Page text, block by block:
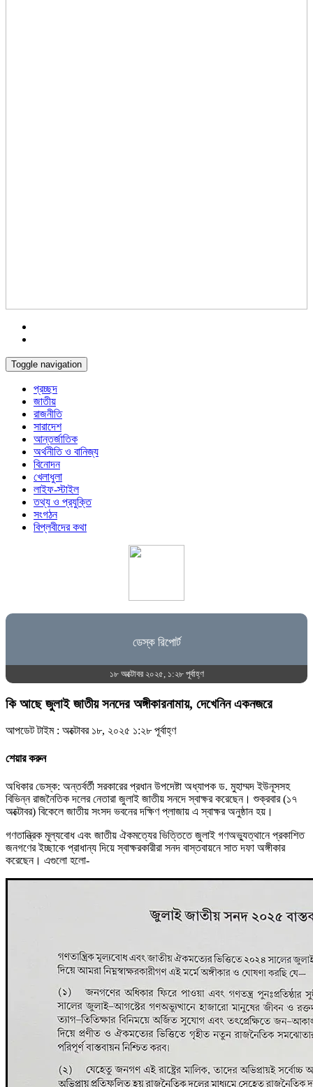
Toggle navigation
প্রচ্ছদ
জাতীয়
রাজনীতি
সারাদেশ
আন্তর্জাতিক
অর্থনীতি ও বানিজ্য
বিনোদন
খেলাধুলা
লাইফ-স্টাইল
তথ্য ও প্রযুক্তি
সংগঠন
বিপ্লবীদের কথা
ডেস্ক রিপোর্ট
১৮ অক্টোবর ২০২৫, ১:২৮ পূর্বাহ্ণ
কি আছে জুলাই জাতীয় সনদের অঙ্গীকারনামায়, দেখেনিন একনজরে
আপডেট টাইম : অক্টোবর ১৮, ২০২৫ ১:২৮ পূর্বাহ্ণ
শেয়ার করুন
অধিকার ডেস্ক: অন্তর্বর্তী সরকারের প্রধান উপদেষ্টা অধ্যাপক ড. মুহাম্মদ ইউনূসসহ
বিভিন্ন রাজনৈতিক দলের নেতারা জুলাই জাতীয় সনদে স্বাক্ষর করেছেন। শুক্রবার (১৭
অক্টোবর) বিকেলে জাতীয় সংসদ ভবনের দক্ষিণ প্লাজায় এ স্বাক্ষর অনুষ্ঠান হয়।
গণতান্ত্রিক মূল্যবোধ এবং জাতীয় ঐকমত্যের ভিত্তিতে জুলাই গণঅভ্যুত্থানে প্রকাশিত
জনগণের ইচ্ছাকে প্রাধান্য দিয়ে স্বাক্ষরকারীরা সনদ বাস্তবায়নে সাত দফা অঙ্গীকার
করেছেন। এগুলো হলো-